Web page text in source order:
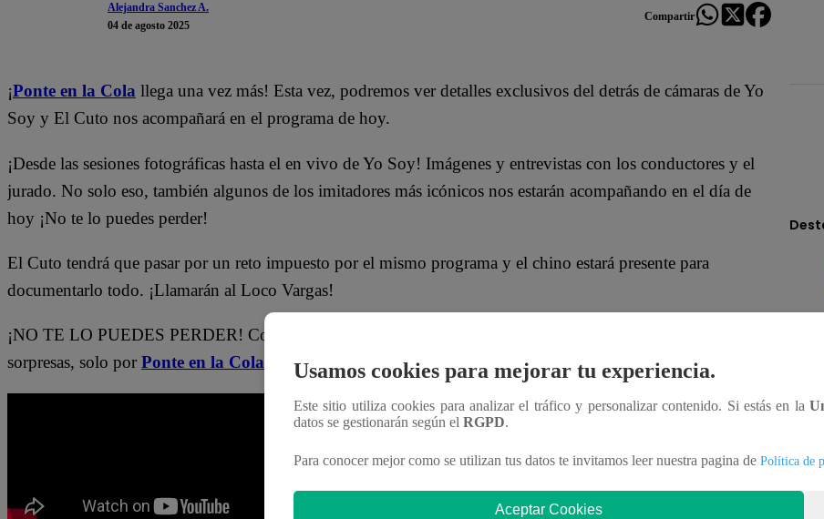
Alejandra Sanchez A.
04 de agosto 2025
Compartir
¡Ponte en la Cola llega una vez más! Esta vez, podremos ver detalles exclusivos del detrás de cámaras de Yo
Soy y El Cuto nos acompañará en el programa de hoy.
¡Desde las sesiones fotográficas hasta el en vivo de Yo Soy! Imágenes y entrevistas con los conductores y el
jurado. No solo eso, también algunos de los imitadores más icónicos nos estarán acompañando en el día de
hoy ¡No te lo puedes perder!
El Cuto tendrá que pasar por un reto impuesto por el mismo programa y el chino estará presente para
documentarlo todo. ¡Llamarán al Loco Vargas!
¡NO TE LO PUEDES PERDER! Conéctate HOY a las 2:00 p.m. y disfruta de un programa lleno de
sorpresas, solo por Ponte en la Cola Latina Televisión
Usamos cookies para mejorar tu experiencia.
Este sitio utiliza cookies para analizar el tráfico y personalizar contenido. Si estás en la
datos se gestionarán según el RGPD.
Para conocer mejor como se utilizan tus datos te invitamos leer nuestra pagina de Política de
Aceptar Cookies